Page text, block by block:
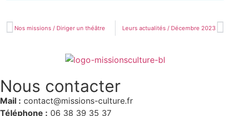
Nos missions / Diriger un théâtre Leurs actualités / Décembre 2023
Nous contacter
Mail : contact@missions-culture.fr
Téléphone : 06 38 39 35 37